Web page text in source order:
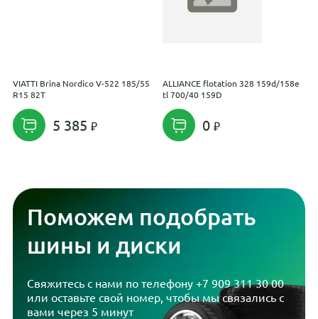
VIATTI Brina Nordico V-522 185/55
R15 82T
5 385
ALLIANCE flotation 328 159d/158e
tl 700/40 159D
0
Поможем подобрать
шины и диски
Свяжитесь с нами по телефону +7 909 311 30 00
или оставьте свой номер, чтобы мы связались с
вами через 5 минут